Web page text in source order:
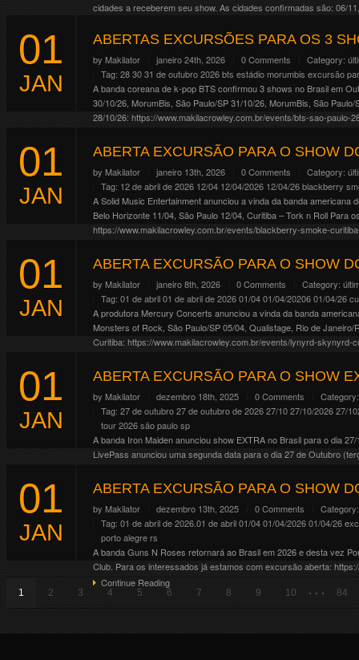
cidades a receberem seu show. As cidades confirmadas são: 06/
Continue Reading
01
JAN
ABERTAS EXCURSÕES PARA OS 3
by Makilator janeiro 24th, 2026 0 Comments Category:
Tag: 28 30 31 de outubro 2026bts estádio morumbis excursão
A banda coreana de k-pop BTS confirmou 3 shows no Brasil em
30/10/26, MorumBis, São Paulo/SP 31/10/26, MorumBis, São
28/10/26: https://www.makilacrowley.com.br/events/bts-sao-
Continue Reading
01
JAN
ABERTA EXCURSÃO PARA O SHOW
by Makilator janeiro 13th, 2026 0 Comments Category:
Tag: 12 de abril de 2026 12/04 12/04/2026 12/04/26blackberry
A Solid Music Entertainment anunciou a vinda da banda
Belo Horizonte 11/04, São Paulo 12/04, Curitiba – Tork n Roll
https://www.makilacrowley.com.br/events/blackberry-smoke-
01
JAN
ABERTA EXCURSÃO PARA O SHOW
by Makilator janeiro 8th, 2026 0 Comments Category:
Tag: 01 de abril01 de abril de 202601/0401/04/2020601/04/26
A produtora Mercury Concerts anunciou a vinda da banda
Monsters of Rock, São Paulo/SP 05/04, Qualistage, Rio de
Curitiba: https://www.makilacrowley.com.br/events/lynyrd-
01
JAN
ABERTA EXCURSÃO PARA O SHOW
by Makilator dezembro 18th, 2025 0 Comments
Tag: 27 de outubro27 de outubro de 202627/1027/10/202627/
tour 2026são paulosp
A banda Iron Maiden anunciou show EXTRA no Brasil para o dia
LivePass anunciou uma segunda data para o dia 27 de Outubro
01
JAN
ABERTA EXCURSÃO PARA O SHOW
by Makilator dezembro 13th, 2025 0 Comments
Tag: 01 de abril de 2026.01 de abril01/0401/04/202601/04/26
porto alegrers
A banda Guns N Roses retornará ao Brasil em 2026 e desta vez
Club. Para os interessados já estamos com excursão aberta:
Continue Reading
1 2 3 4 5 6 7 8 9 10 . . . 84